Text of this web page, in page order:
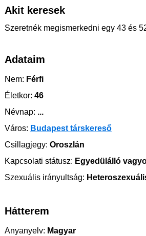
Akit keresek
Szeretnék megismerkedni egy 43 és
Adataim
Nem: Férfi
Életkor: 46
Névnap: ...
Város: Budapest társkereső
Csillagjegy: Oroszlán
Kapcsolati státusz: Egyedülálló
Szexuális irányultság:
Hátterem
Anyanyelv: Magyar